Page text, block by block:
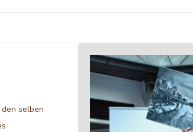
selben